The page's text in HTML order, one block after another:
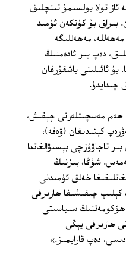
ئاز تولا بولسىمۇ تىنچلىق
بىراق بۇ كۈتكەن ئۈمىد
مەھەللىگە
دەپ بىر ئادەمنىڭ
كىرىپ 6 ئاي تۇرسا، بۇ ئائىلىنى باشقۇرغان
چىدايدۇ.
ھەم مەسچىتلەرنى چېقىش،
كېتىدىغان (ۋەقە)،
تاجاۋۇزچى بېسىۋالغاندا
شۇڭا، بىزنىڭ
خەلق ئۈمىدنى
چىقىشىغا ھازىرقى
ھۆكۈمەتنىڭ سىياسىتى
ھازىرقى يېڭى
دەپ قارايمىز.»